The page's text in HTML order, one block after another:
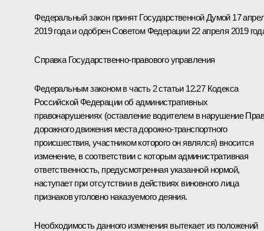
Федеральный закон принят Государственной Думой 17
2019 года и одобрен Советом Федерации 22 апреля 2019
Справка Государственно-правового управления
Федеральным законом в часть 2 статьи 12.27 Кодекса
Российской Федерации об административных
правонарушениях (оставление водителем в нарушение
дорожного движения места дорожно-транспортного
происшествия, участником которого он являлся) вносится
изменение, в соответствии с которым административная
ответственность, предусмотренная указанной нормой,
наступает при отсутствии в действиях виновного лица
признаков уголовно наказуемого деяния.
Необходимость данного изменения вытекает из положений